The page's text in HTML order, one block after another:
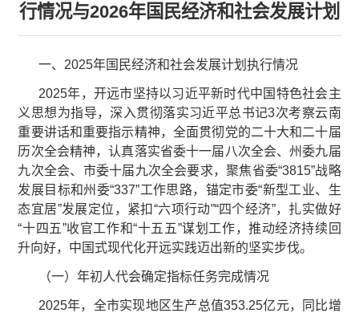
行情况与2026年国民经济和社会发展计划
一、2025年国民经济和社会发展计划执行情况
2025年，开远市坚持以习近平新时代中国特色社会主
义思想为指导，深入贯彻落实习近平总书记3次考察云南
重要讲话和重要指示精神，全面贯彻党的二十大和二十届
历次全会精神，认真落实省委十一届八次全会、州委九届
九次全会、市委十届九次全会要求，聚焦省委“3815”战略
发展目标和州委“337”工作思路，锚定市委“新型工业、生
态宜居”发展定位，紧扣“六项行动”“四个经济”，扎实做好
“十四五”收官工作和“十五五”谋划工作，推动经济持续回
升向好，中国式现代化开远实践迈出新的坚实步伐。
（一）年初人代会确定指标任务完成情况
2025年，全市实现地区生产总值353.25亿元，同比增